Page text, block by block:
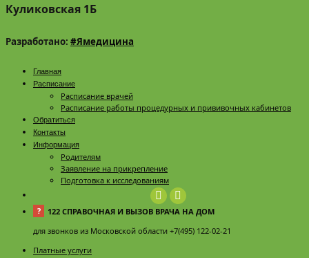
Куликовская 1Б
Разработано: #Ямедицина
Главная
Расписание
Расписание врачей
Расписание работы процедурных и прививочных кабинетов
Обратиться
Контакты
Информация
Родителям
Заявление на прикрепление
Подготовка к исследованиям
?
122 СПРАВОЧНАЯ И ВЫЗОВ ВРАЧА НА ДОМ
для звонков из Московской области +7(495) 122-02-21
Платные услуги